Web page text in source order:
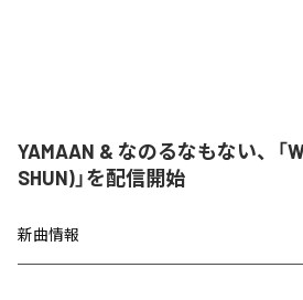
YAMAAN & なのるなもない、「
SHUN)」を配信開始
新曲情報